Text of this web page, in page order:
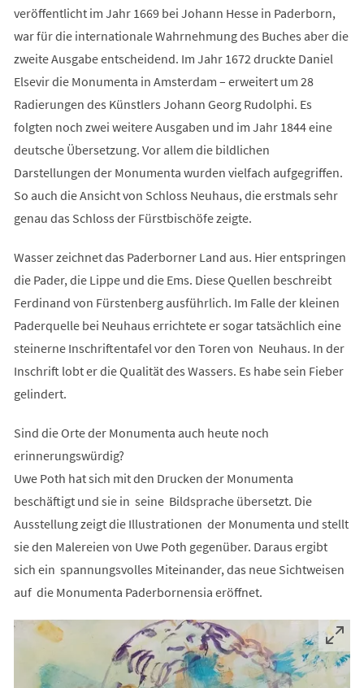
veröffentlicht im Jahr 1669 bei Johann Hesse in Paderborn,
war für die internationale Wahrnehmung des Buches aber die
zweite Ausgabe entscheidend. Im Jahr 1672 druckte Daniel
Elsevir die Monumenta in Amsterdam – erweitert um 28
Radierungen des Künstlers Johann Georg Rudolphi. Es
folgten noch zwei weitere Ausgaben und im Jahr 1844 eine
deutsche Übersetzung. Vor allem die bildlichen
Darstellungen der Monumenta wurden vielfach aufgegriffen.
So auch die Ansicht von Schloss Neuhaus, die erstmals sehr
genau das Schloss der Fürstbischöfe zeigte.
Wasser zeichnet das Paderborner Land aus. Hier entspringen
die Pader, die Lippe und die Ems. Diese Quellen beschreibt
Ferdinand von Fürstenberg ausführlich. Im Falle der kleinen
Paderquelle bei Neuhaus errichtete er sogar tatsächlich eine
steinerne Inschriftentafel vor den Toren von Neuhaus. In der
Inschrift lobt er die Qualität des Wassers. Es habe sein Fieber
gelindert.
Sind die Orte der Monumenta auch heute noch
erinnerungswürdig?
Uwe Poth hat sich mit den Drucken der Monumenta
beschäftigt und sie in seine Bildsprache übersetzt. Die
Ausstellung zeigt die Illustrationen der Monumenta und stellt
sie den Malereien von Uwe Poth gegenüber. Daraus ergibt
sich ein spannungsvolles Miteinander, das neue Sichtweisen
auf die Monumenta Paderbornensia eröffnet.